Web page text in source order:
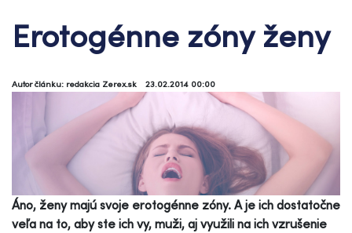
Erotogénne zóny ženy
Autor článku: redakcia Zerex.sk 23.02.2014 00:00
Áno, ženy majú svoje erotogénne zóny. A je ich dostatočne
veľa na to, aby ste ich vy, muži, aj využili na ich vzrušenie